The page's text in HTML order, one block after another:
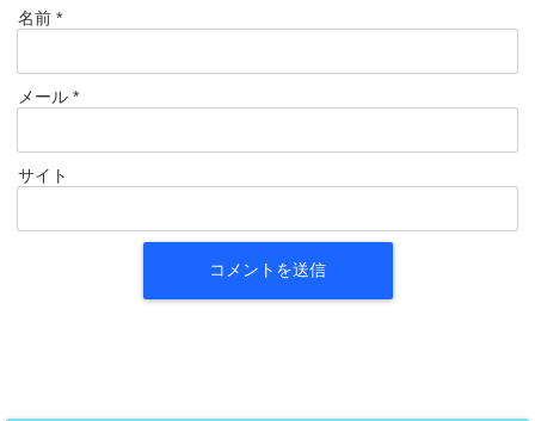
名前 *
メール *
サイト